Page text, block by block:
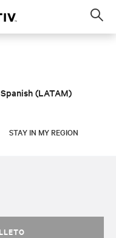
Spanish (LATAM)
STAY IN MY REGION